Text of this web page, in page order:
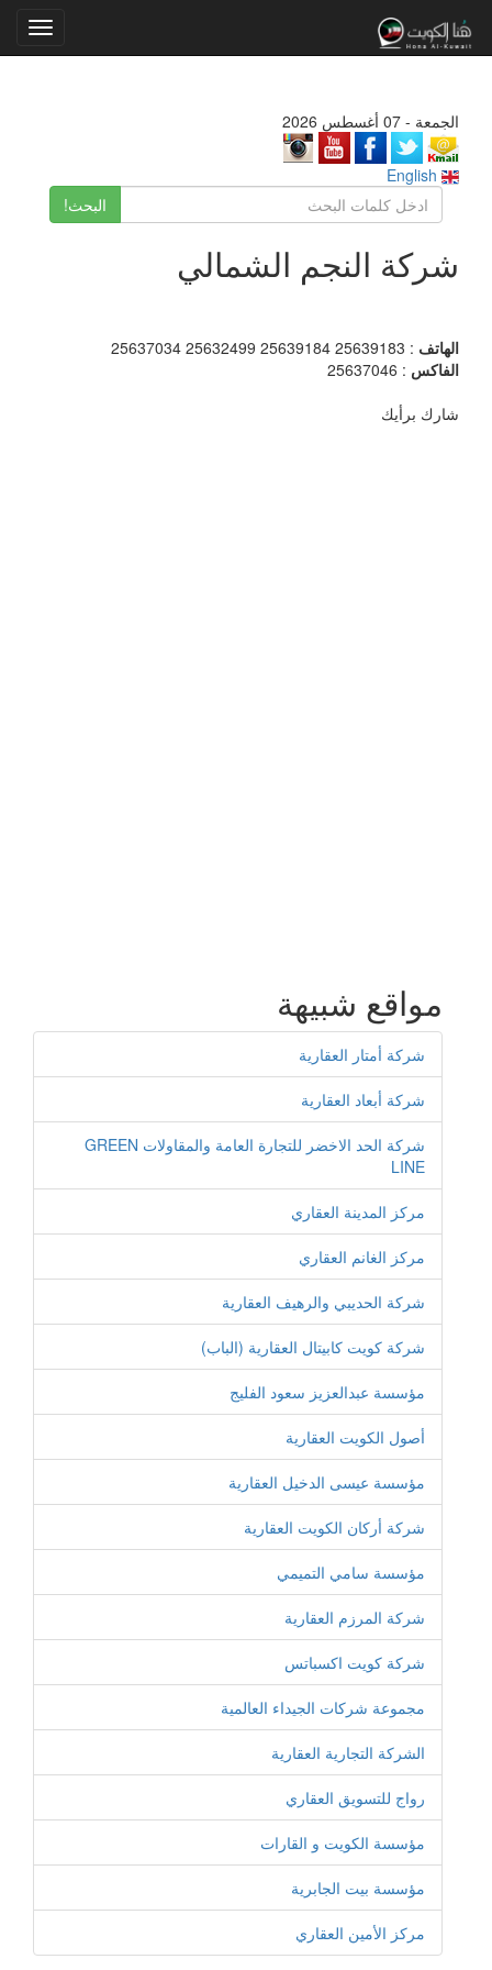
الجمعة - 07 أغسطس 2026
البحث!
شركة النجم الشمالي
الهاتف : 25639183 25639184 25632499 25637034
الفاكس : 25637046
شارك برأيك
مواقع شبيهة
شركة أمتار العقارية
شركة أبعاد العقارية
شركة الحد الاخضر للتجارة العامة والمقاولات GREEN
LINE
مركز المدينة العقاري
مركز الغانم العقاري
شركة الحديبي والرهيف العقارية
شركة كويت كابيتال العقارية (الباب)
مؤسسة عبدالعزيز سعود الفليج
أصول الكويت العقارية
مؤسسة عيسى الدخيل العقارية
شركة أركان الكويت العقارية
مؤسسة سامي التميمي
شركة المرزم العقارية
شركة كويت اكسباتس
مجموعة شركات الجيداء العالمية
الشركة التجارية العقارية
رواج للتسويق العقاري
مؤسسة الكويت و القارات
مؤسسة بيت الجابرية
مركز الأمين العقاري